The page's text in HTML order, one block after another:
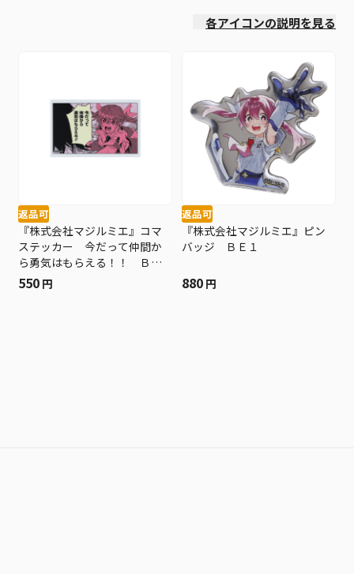
各アイコンの説明を見る
返品可
『株式会社マジルミエ』コマ
ステッカー 今だって仲間か
ら勇気はもらえる！！ ＢＥ
１
550 円
返品可
『株式会社マジルミエ』ピン
バッジ ＢＥ１
880 円